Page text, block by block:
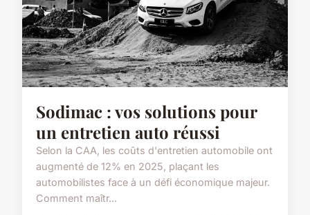
Sodimac : vos solutions pour
un entretien auto réussi
Selon la CAA, les coûts d'entretien automobile ont
augmenté de 12% en 2025, plaçant les
automobilistes face à un défi économique majeur.
Comment maîtr...